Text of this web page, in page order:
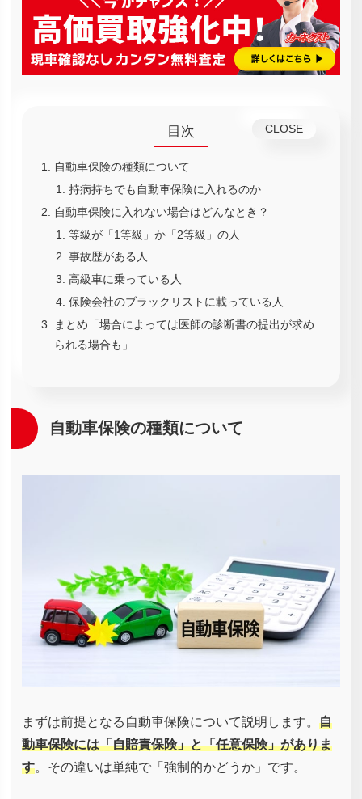
目次
自動車保険の種類について
持病持ちでも自動車保険に入れるのか
自動車保険に入れない場合はどんなとき？
等級が「1等級」か「2等級」の人
事故歴がある人
高級車に乗っている人
保険会社のブラックリストに載っている人
まとめ「場合によっては医師の診断書の提出が求め
られる場合も」
自動車保険の種類について
まずは前提となる自動車保険について説明します。 自
動車保険には「自賠責保険」と「任意保険」がありま
す。その違いは単純で「強制的かどうか」です。